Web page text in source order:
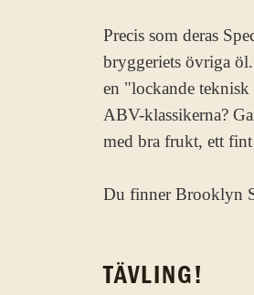
Precis som deras
bryggeriets övriga
en "lockande
ABV-klassikerna?
med bra frukt, ett
Du finner Brooklyn
TÄVLING!